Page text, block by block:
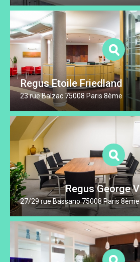
Regus Etoile Friedland
23 rue Balzac 75008 Paris 8ème
Regus George V
27/29 rue Bassano 75008 Paris 8ème